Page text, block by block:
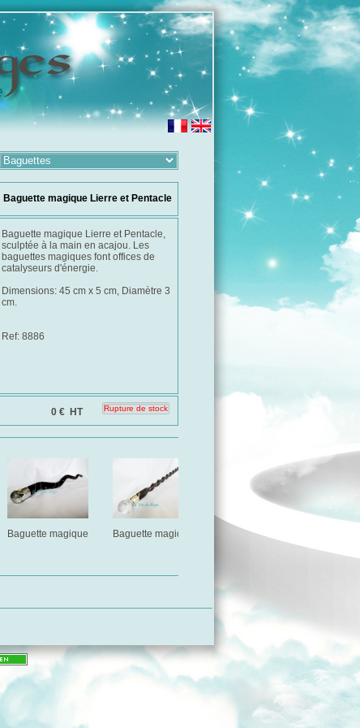
Baguette magique Lierre et Pentacle
Baguette magique Lierre et Pentacle,
sculptée à la main en acajou. Les
baguettes magiques font offices de
catalyseurs d'énergie.
Dimensions: 45 cm x 5 cm, Diamètre 3
cm.
Ref: 8886
HT
0 €
Baguette magique Baguette magique
Baguette magique
Lierre et Pentacle